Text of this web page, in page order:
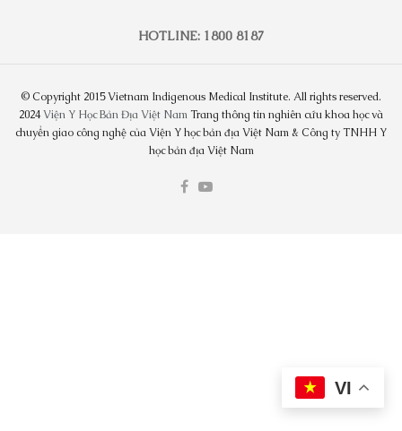
HOTLINE: 1800 8187
© Copyright 2015 Vietnam Indigenous Medical Institute. All rights reserved.
2024Viện Y Học Bản Địa Việt NamTrang thông tin nghiên cứu khoa học và
chuyển giao công nghệ của Viện Y học bản địa Việt Nam & Công ty TNHH Y
học bản địa Việt Nam
VI